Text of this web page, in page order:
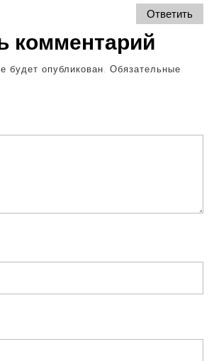
Ответить
комментарий
опубликован.
Обязательные